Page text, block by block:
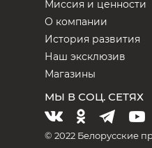
Миссия и ценности
О компании
История развития
Наш эксклюзив
Магазины
МЫ В СОЦ. СЕТЯХ
© 2022 Белорусские